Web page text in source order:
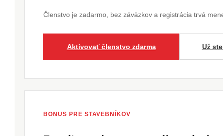
Členstvo je zadarmo, bez záväzkov a registrácia trvá
Aktivovať členstvo zdarma Už
BONUS PRE STAVEBNÍKOV